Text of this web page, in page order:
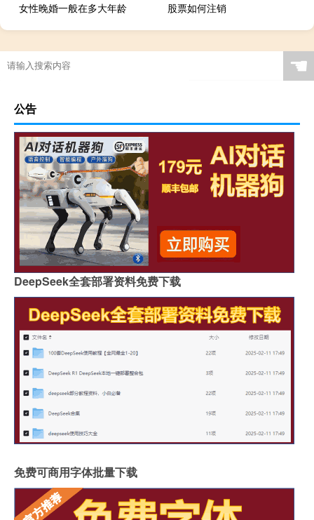
女性晚婚一般在多大年龄
股票如何注销
☚
公告
DeepSeek全套部署资料免费下载
免费可商用字体批量下载